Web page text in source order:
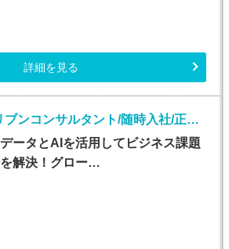
詳細を見る
専門職(データドリブンコンサルタント/随時入社/正社員)
データとAIを活用してビジネス課題
を解決！グロー…